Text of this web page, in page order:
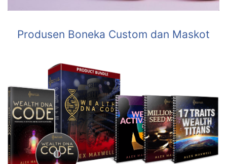
Produsen Boneka Custom dan Maskot